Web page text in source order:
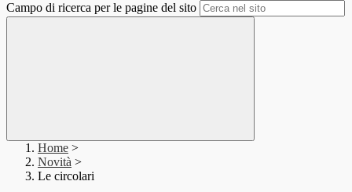
Campo di ricerca per le pagine del sito
Home >
Novità >
Le circolari